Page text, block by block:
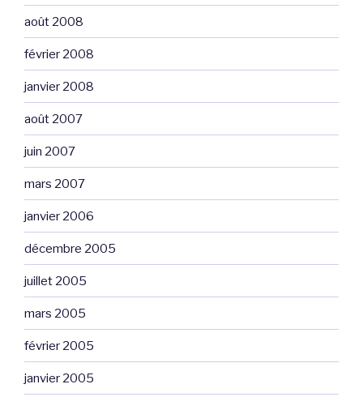
août 2008
février 2008
janvier 2008
août 2007
juin 2007
mars 2007
janvier 2006
décembre 2005
juillet 2005
mars 2005
février 2005
janvier 2005